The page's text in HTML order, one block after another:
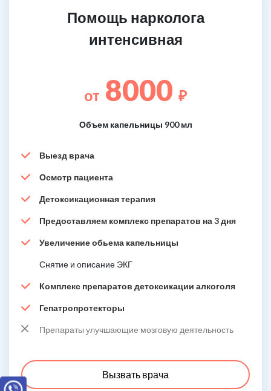
Помощь нарколога
интенсивная
от 8000 ₽
Объем капельницы 900 мл
Выезд врача
Осмотр пациента
Детоксикационная терапия
Предоставляем комплекс препаратов на 3 дня
Увеличение обьема капельницы
Снятие и описание ЭКГ
Комплекс препаратов детоксикации алкоголя
Гепатропротекторы
Препараты улучшающие мозговую деятельность
Вызвать врача